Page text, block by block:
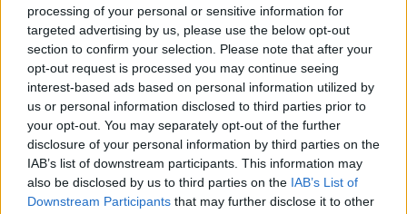
processing of your personal or sensitive information for
targeted advertising by us, please use the below opt-out
section to confirm your selection. Please note that after your
opt-out request is processed you may continue seeing
interest-based ads based on personal information utilized by
us or personal information disclosed to third parties prior to
your opt-out. You may separately opt-out of the further
disclosure of your personal information by third parties on the
IAB’s list of downstream participants. This information may
also be disclosed by us to third parties on the IAB’s List of
Downstream Participants that may further disclose it to other
Portfolio
2006. március 01. 12:15
23740 ponton 21 ponttal a bázis ár alatt nyitott ki a
decemberi BUX lejárat március első napján.
A tegnapi "vérfürdő" nem múlt el nyomtalanul a
befektetőkből ezért a kereskedés első órájában elég
hektikus kereskedés zajlott. Nehezen alakult ki a mai